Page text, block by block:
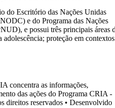
do Escritório das Nações Unidas
e do Programa das Nações
e possui três principais áreas
proteção em contextos
concentra as informações,
das ações do Programa CRIA -
direitos reservados • Desenvolvido